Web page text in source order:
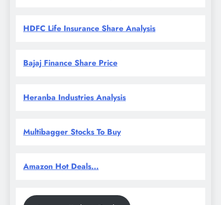
HDFC Life Insurance Share Analysis
Bajaj Finance Share Price
Heranba Industries Analysis
Multibagger Stocks To Buy
Amazon Hot Deals...